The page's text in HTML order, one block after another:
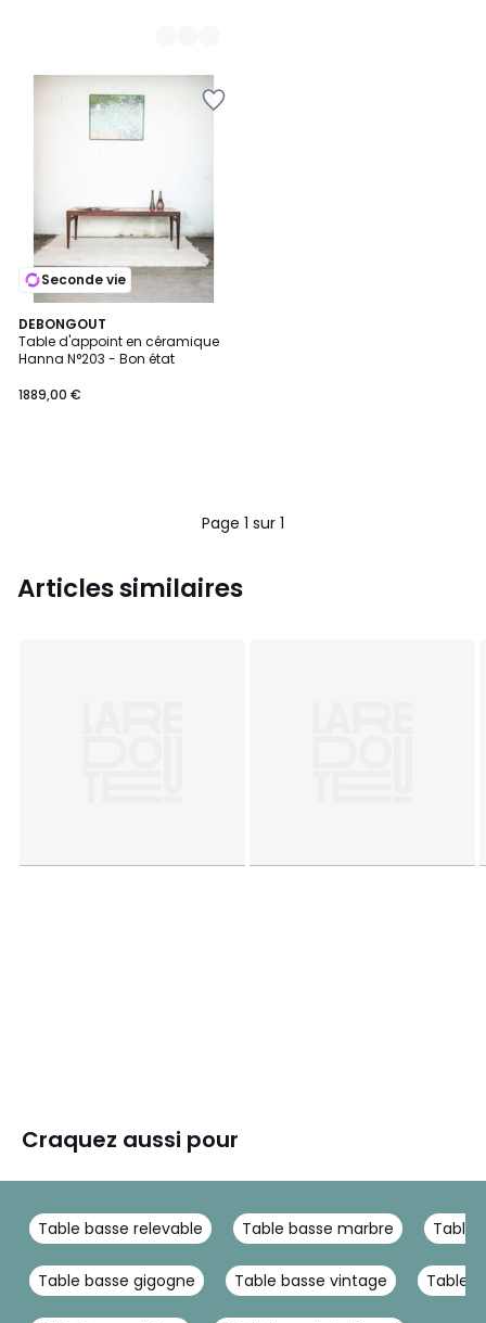
Seconde vie
DEBONGOUT
Table d'appoint en céramique
Hanna N°203 - Bon état
1889,00 €
Page 1 sur 1
Articles similaires
Craquez aussi pour
Table basse relevable Table basse marbre Table
Table basse gigogne Table basse vintage Table